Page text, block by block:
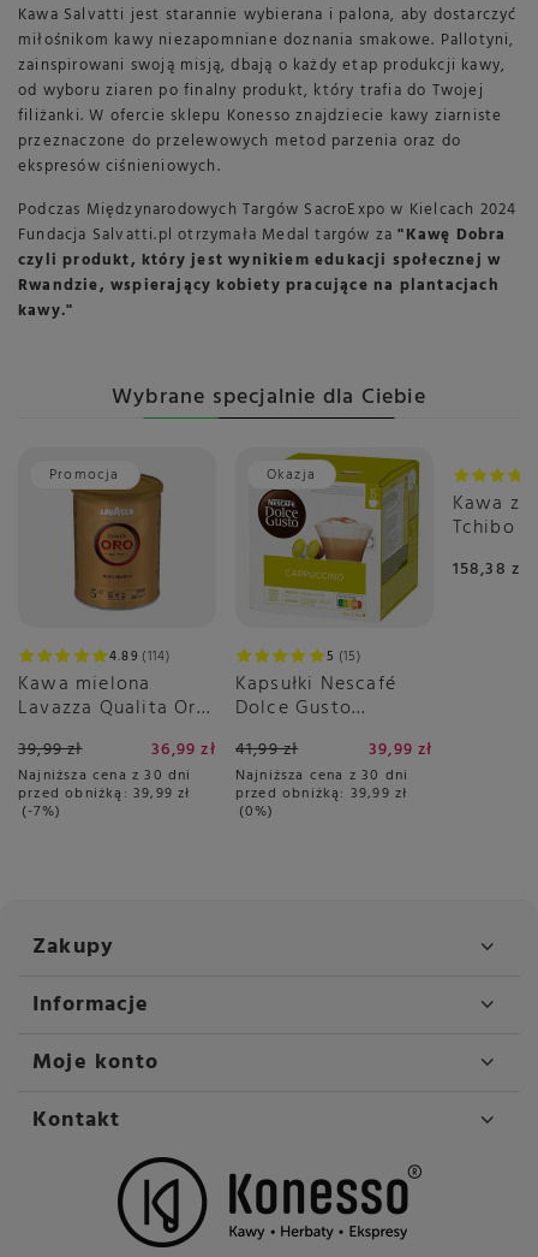
Kawa Salvatti jest starannie wybierana i palona, aby dostarczyć
miłośnikom kawy niezapomniane doznania smakowe. Pallotyni,
zainspirowani swoją misją, dbają o każdy etap produkcji kawy,
od wyboru ziaren po finalny produkt, który trafia do Twojej
filiżanki. W ofercie sklepu Konesso znajdziecie kawy ziarniste
przeznaczone do przelewowych metod parzenia oraz do
ekspresów ciśnieniowych.
Podczas Międzynarodowych Targów SacroExpo w Kielcach 2024
Fundacja Salvatti.pl otrzymała Medal targów za"Kawę Dobra
czyli produkt, który jest wynikiem edukacji społecznej w
Rwandzie, wspierający kobiety pracujące na plantacjach
kawy."
Wybrane specjalnie dla Ciebie
Promocja
4.89 114
Kawa mielona
Lavazza Qualita Oro
39,99 zł 36,99 zł
Najniższa cena z 30 dni
przed obniżką: 39,99 zł
-7%
Okazja
5 15
Kapsułki Nescafé
Dolce Gusto
41,99 zł 39,99 zł
Najniższa cena z 30 dni
przed obniżką: 39,99 zł
0%
Kawa
Tchibo
158,38 zł
Zakupy
Informacje
Moje konto
Kontakt